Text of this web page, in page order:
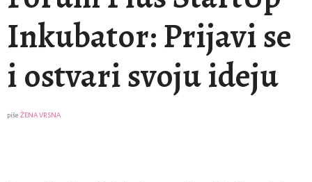
Inkubator: Prijavi se
i ostvari svoju ideju
piše ŽENA VRSNA